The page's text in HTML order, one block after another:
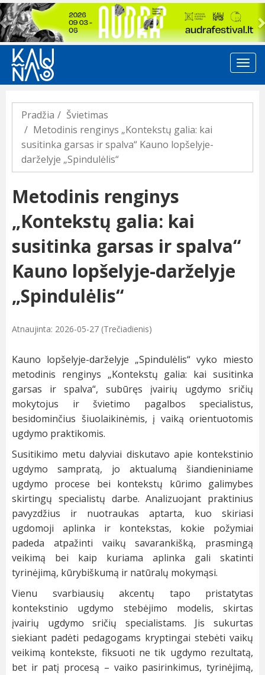
Previous
Pradžia
Švietimas
Metodinis renginys „Kontekstų galia: kai
susitinka garsas ir spalva“ Kauno lopšelyje-
darželyje „Spindulėlis“
Metodinis renginys
„Kontekstų galia: kai
susitinka garsas ir spalva“
Kauno lopšelyje-darželyje
„Spindulėlis“
Atnaujinta: 2026-05-27 (Trečiadienis)
Kauno lopšelyje-darželyje „Spindulėlis“ vyko miesto
metodinis renginys „Kontekstų galia: kai susitinka
garsas ir spalva“, subūręs įvairių ugdymo sričių
mokytojus ir švietimo pagalbos specialistus,
besidominčius šiuolaikinėmis, į vaiką orientuotomis
ugdymo praktikomis.
Susitikimo metu dalyviai diskutavo apie kontekstinio
ugdymo sampratą, jo aktualumą šiandieniniame
ugdymo procese bei kontekstų kūrimo galimybes
skirtingų specialistų darbe. Analizuojant praktinius
pavyzdžius ir nuotraukas aptarta, kuo skiriasi
ugdomoji aplinka ir kontekstas, kokie požymiai
padeda atpažinti vaikų savarankišką, prasmingą
veikimą bei kaip kuriama aplinka gali skatinti
tyrinėjimą, kūrybiškumą ir natūralų mokymąsi.
Vienu svarbiausių akcentų tapo pristatytas
kontekstinio ugdymo stebėjimo modelis, skirtas
įvairių ugdymo sričių specialistams. Jis sukurtas
siekiant padėti pedagogams kryptingai stebėti vaikų
veikimą kontekste, fiksuoti ne tik ugdymo rezultatą,
bet ir patį procesą – vaiko pasirinkimus, tyrinėjimą,